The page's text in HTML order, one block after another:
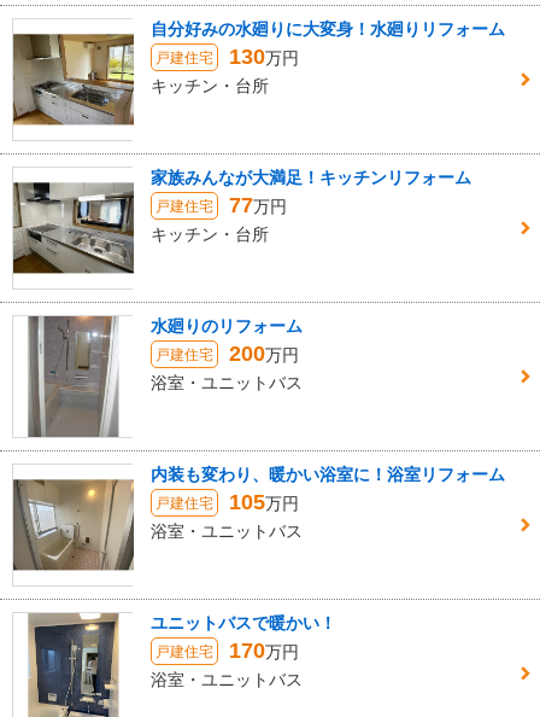
自分好みの水廻りに大変身！水廻りリフォーム
戸建住宅 130万円
キッチン・台所
家族みんなが大満足！キッチンリフォーム
戸建住宅 77万円
キッチン・台所
水廻りのリフォーム
戸建住宅 200万円
浴室・ユニットバス
内装も変わり、暖かい浴室に！浴室リフォーム
戸建住宅 105万円
浴室・ユニットバス
ユニットバスで暖かい！
戸建住宅 170万円
浴室・ユニットバス